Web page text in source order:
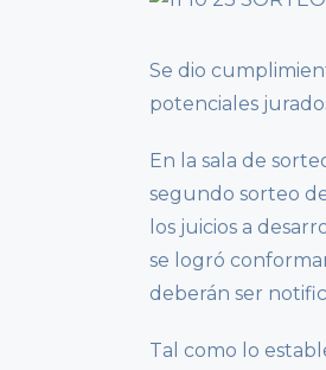
Se dio
potenciales
En la sala de
segundo sorteo
los juicios a
se logró
deberán ser
Tal como lo